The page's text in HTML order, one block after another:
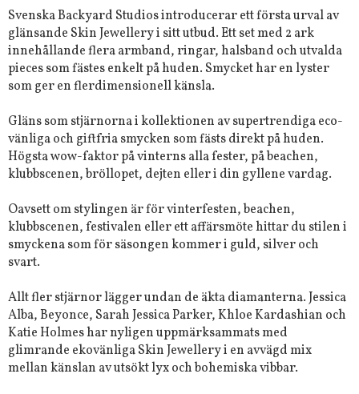
Svenska Backyard Studios introducerar ett första urval av
glänsande Skin Jewellery i sitt utbud. Ett set med 2 ark
innehållande flera armband, ringar, halsband och utvalda
pieces som fästes enkelt på huden. Smycket har en lyster
som ger en flerdimensionell känsla.
Gläns som stjärnorna i kollektionen av supertrendiga eco-
vänliga och giftfria smycken som fästs direkt på huden.
Högsta wow-faktor på vinterns alla fester, på beachen,
klubbscenen, bröllopet, dejten eller i din gyllene vardag.
Oavsett om stylingen är för vinterfesten, beachen,
klubbscenen, festivalen eller ett affärsmöte hittar du stilen i
smyckena som för säsongen kommer i guld, silver och
svart.
Allt fler stjärnor lägger undan de äkta diamanterna. Jessica
Alba, Beyonce, Sarah Jessica Parker, Khloe Kardashian och
Katie Holmes har nyligen uppmärksammats med
glimrande ekovänliga Skin Jewellery i en avvägd mix
mellan känslan av utsökt lyx och bohemiska vibbar.